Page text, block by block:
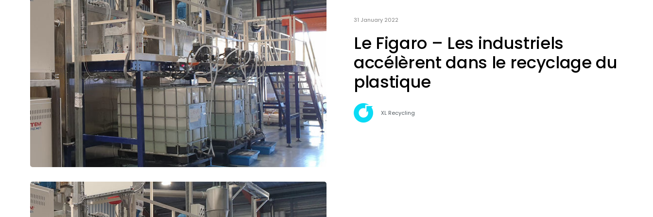
31 January 2022
Le Figaro – Les industriels
accélèrent dans le recyclage du
plastique
XL Recycling